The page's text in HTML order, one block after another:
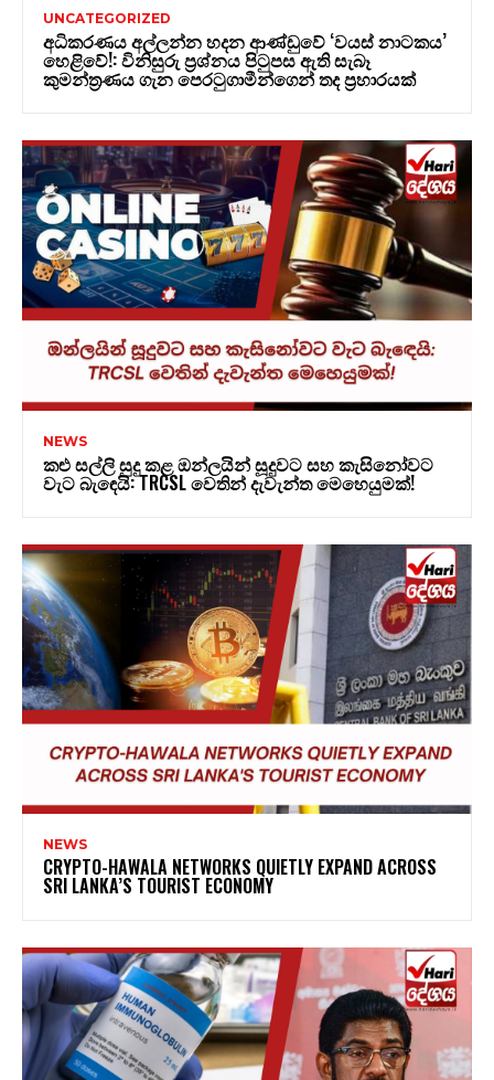
UNCATEGORIZED
අධිකරණය අල්ලන්න හදන ආණ්ඩුවේ ‘වයස් නාටකය’
හෙළිවේ!: විනිසුරු ප්‍රශ්නය පිටුපස ඇති සැබෑ
කුමන්ත්‍රණය ගැන පෙරටුගාමීන්ගෙන් තද ප්‍රහාරයක්
NEWS
කළු සල්ලි සුදු කළ ඔන්ලයින් සූදුවට සහ කැසිනෝවට
වැට බැඳෙයි: TRCSL වෙතින් දැවැන්ත මෙහෙයුමක්!
NEWS
CRYPTO-HAWALA NETWORKS QUIETLY EXPAND ACROSS
SRI LANKA’S TOURIST ECONOMY